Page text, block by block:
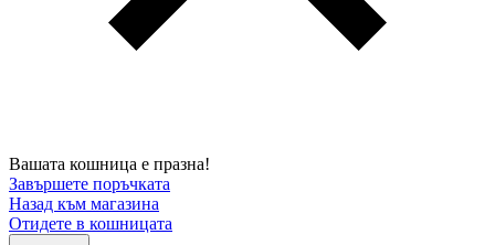
Вашата кошница е празна!
Завършете поръчката
Назад към магазина
Отидете в кошницата